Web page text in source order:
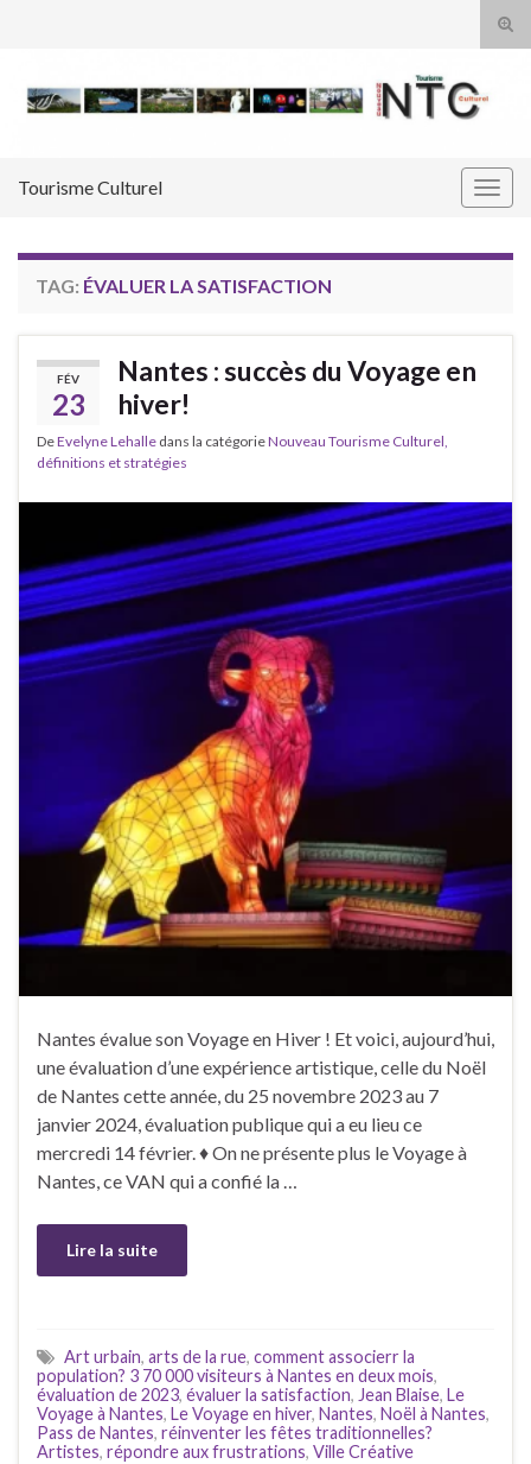
Tourisme Culturel
TAG: ÉVALUER LA SATISFACTION
FÉV
23
Nantes : succès du Voyage en
hiver!
DeEvelyne Lehalle dans la catégorieNouveau Tourisme Culturel,
définitions et stratégies
Nantes évalue son Voyage en Hiver ! Et voici, aujourd’hui,
une évaluation d’une expérience artistique, celle du Noël
de Nantes cette année, du 25 novembre 2023 au 7
janvier 2024, évaluation publique qui a eu lieu ce
mercredi 14 février. ♦ On ne présente plus le Voyage à
Nantes, ce VAN qui a confié la …
Lire la suite
Art urbain, arts de la rue, comment associerr la
population? 3 70 000 visiteurs à Nantes en deux mois,
évaluation de 2023, évaluer la satisfaction, Jean Blaise, Le
Voyage à Nantes, Le Voyage en hiver, Nantes, Noël à Nantes,
Pass de Nantes, réinventer les fêtes traditionnelles?
Artistes, répondre aux frustrations, Ville Créative